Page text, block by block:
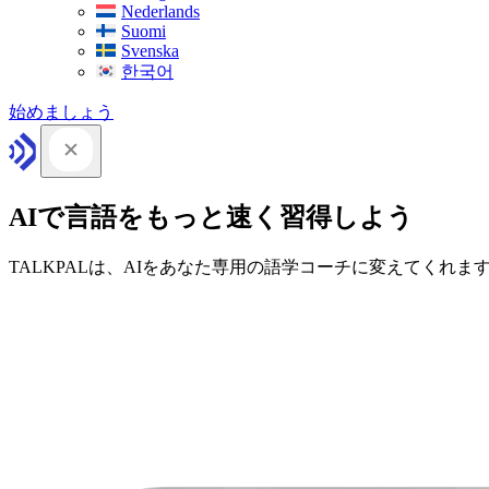
Nederlands
Suomi
Svenska
한국어
始めましょう
AIで言語をもっと速く習得しよう
TALKPALは、AIをあなた専用の語学コーチに変えてくれま